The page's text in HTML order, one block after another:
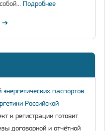
Подробнее
→
паспортов
Российской
к регистрации готовит
договорной и отчётной